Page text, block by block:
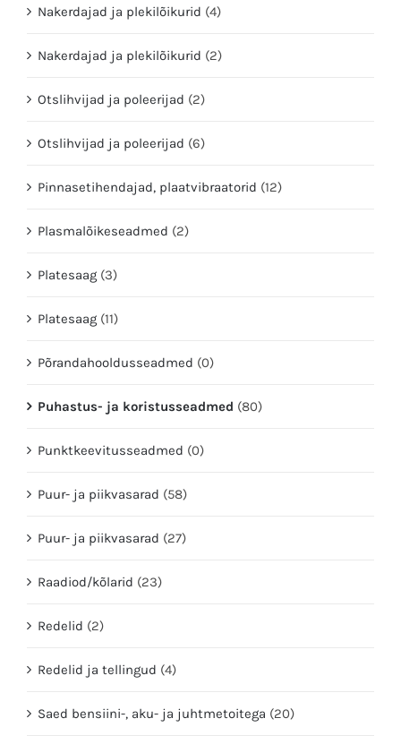
Nakerdajad ja plekilõikurid (4)
Nakerdajad ja plekilõikurid (2)
Otslihvijad ja poleerijad (2)
Otslihvijad ja poleerijad (6)
Pinnasetihendajad, plaatvibraatorid (12)
Plasmalõikeseadmed (2)
Platesaag (3)
Platesaag (11)
Põrandahooldusseadmed (0)
Puhastus- ja koristusseadmed (80)
Punktkeevitusseadmed (0)
Puur- ja piikvasarad (58)
Puur- ja piikvasarad (27)
Raadiod/kõlarid (23)
Redelid (2)
Redelid ja tellingud (4)
Saed bensiini-, aku- ja juhtmetoitega (20)